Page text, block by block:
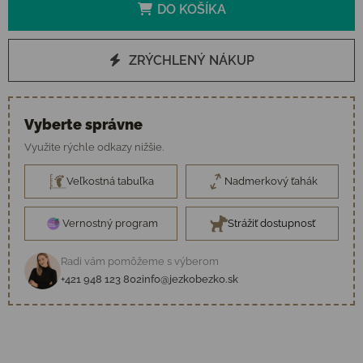
DO KOŠÍKA
ZRÝCHLENÝ NÁKUP
Vyberte správne
Využite rýchle odkazy nižšie.
Veľkostná tabuľka Nadmerkový ťahák
Vernostný program Strážiť dostupnosť
Radi vám pomôžeme s výberom
+421 948 123 802info@jezkobezko.sk